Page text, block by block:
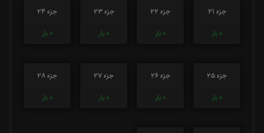
جزء 21
0 بار
جزء 22
0 بار
جزء 23
0 بار
جزء 24
0 بار
جزء 25
0 بار
جزء 26
0 بار
جزء 27
0 بار
جزء 28
0 بار